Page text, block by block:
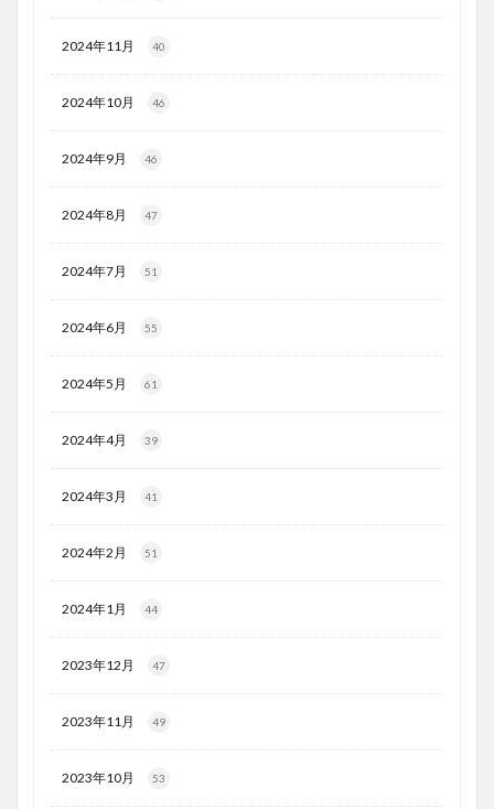
2024年11月 40
2024年10月 46
2024年9月 46
2024年8月 47
2024年7月 51
2024年6月 55
2024年5月 61
2024年4月 39
2024年3月 41
2024年2月 51
2024年1月 44
2023年12月 47
2023年11月 49
2023年10月 53